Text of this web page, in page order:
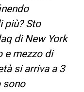
più? Sto
di New York
e mezzo di
si arriva a 3
sono